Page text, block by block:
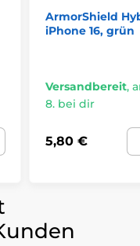
Material zum
Fallen und bei
ArmorShield
iPhone 16, grün
Versandbereit,
8. bei dir
5,80 €